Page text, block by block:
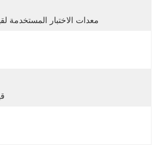
معدات الاختبار المستخدمة